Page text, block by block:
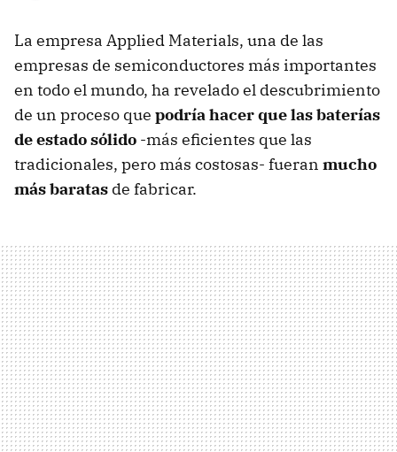
La empresa Applied Materials, una de las
empresas de semiconductores más importantes
en todo el mundo, ha revelado el descubrimiento
de un proceso que podría hacer que las baterías
de estado sólido -más eficientes que las
tradicionales, pero más costosas- fueran mucho
más baratas de fabricar.